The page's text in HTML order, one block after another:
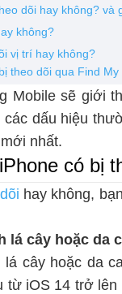
dõi hay không? và
không?
vị trí hay không?
theo dõi qua Find My
Mobile sẽ giới
dấu hiệu
nhất.
có bị
hay không,
lá cây hoặc da
lá cây hoặc da
iOS 14 trở